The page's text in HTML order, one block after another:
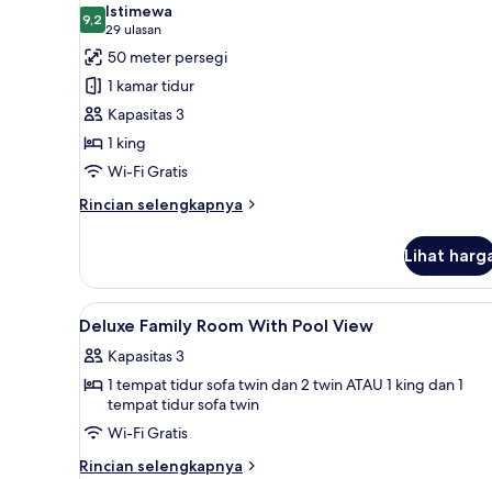
foto
untuk
Deluxe
Pool
Access
9,29,2 dari 10
Istimewa
29 ulasan
(29
ulasan)
50 meter persegi
1 kamar tidur
Kapasitas 3
1 king
Wi-Fi Gratis
Rincian selengkapnya
Rincian
Deluxe
Pool
Access
Lihat
Lihat
semua
foto
untuk
Deluxe
Family
Room
Minibar, brankas, meja kerja,
9
Deluxe Family Room With Pool View
Kapasitas 3
1 tempat tidur sofa twin dan 2 twin ATAU 1 king dan 1
tempat tidur sofa twin
Wi-Fi Gratis
Rincian selengkapnya
Rincian